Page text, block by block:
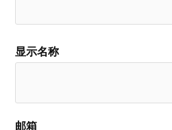
显示名称
邮箱